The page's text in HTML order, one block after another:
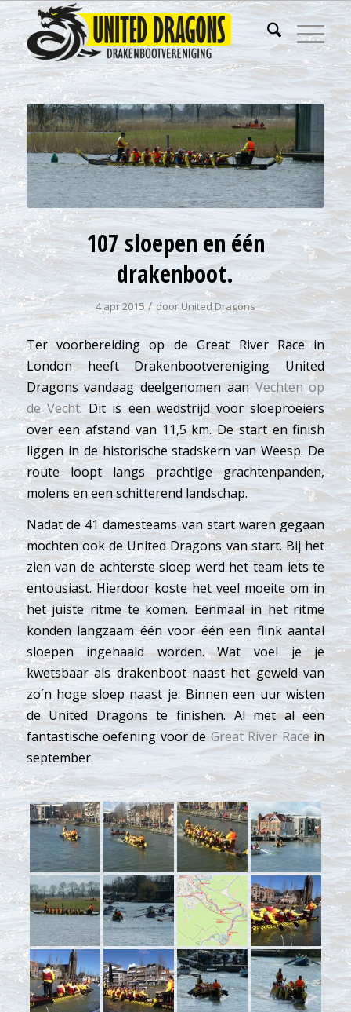
107 sloepen en één
drakenboot.
4 apr 2015 / doorUnited Dragons
Ter voorbereiding op de Great River Race in
London heeft Drakenbootvereniging United
Dragons vandaag deelgenomen aan Vechten op
de Vecht. Dit is een wedstrijd voor sloeproeiers
over een afstand van 11,5 km. De start en finish
liggen in de historische stadskern van Weesp. De
route loopt langs prachtige grachtenpanden,
molens en een schitterend landschap.
Nadat de 41 damesteams van start waren gegaan
mochten ook de United Dragons van start. Bij het
zien van de achterste sloep werd het team iets te
entousiast. Hierdoor koste het veel moeite om in
het juiste ritme te komen. Eenmaal in het ritme
konden langzaam één voor één een flink aantal
sloepen ingehaald worden. Wat voel je je
kwetsbaar als drakenboot naast het geweld van
zo´n hoge sloep naast je. Binnen een uur wisten
de United Dragons te finishen. Al met al een
fantastische oefening voor de Great River Racein
september.